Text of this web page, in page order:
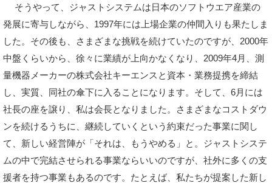
そうやって、ジャストシステムは日本のソフトウエア産業の
発展に寄与しながら、1997年には上場企業の仲間入りも果たしま
した。その後も、さまざまな挑戦を続けていたのですが、2000年
中盤くらいから、徐々に業績が上向かなくなり、2009年4月、測
量機器メーカーの株式会社キーエンスと資本・業務提携を締結
し、実質、同社の傘下に入ることになります。そして、6月には
社長の座を譲り、私は会長となりました。さまざまなコストダウ
ンを続けるうちに、継続していくという約束だった事業に関し
て、新しい経営陣が「それは、もうやめる」と。ジャストシステ
ムの中で完結させられる事業ならいいのですが、社外に多くの支
援者を持つ事業もあるのです。たとえば、私たちが提案した新し